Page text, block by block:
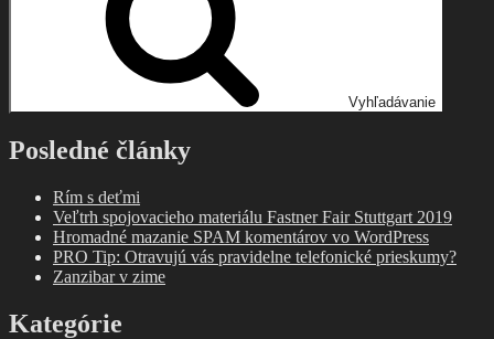
Vyhľadávanie
Posledné články
Rím s deťmi
Veľtrh spojovacieho materiálu Fastner Fair Stuttgart 2019
Hromadné mazanie SPAM komentárov vo WordPress
PRO Tip: Otravujú vás pravidelne telefonické prieskumy?
Zanzibar v zime
Kategórie